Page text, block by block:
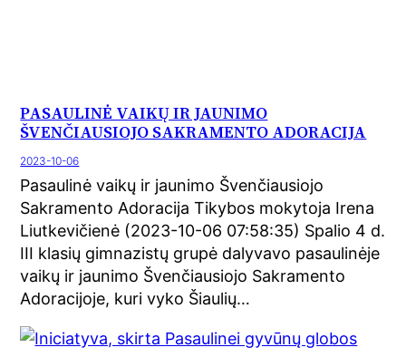
PASAULINĖ VAIKŲ IR JAUNIMO
ŠVENČIAUSIOJO SAKRAMENTO ADORACIJA
2023-10-06
Pasaulinė vaikų ir jaunimo Švenčiausiojo
Sakramento Adoracija Tikybos mokytoja Irena
Liutkevičienė (2023-10-06 07:58:35) Spalio 4 d.
III klasių gimnazistų grupė dalyvavo pasaulinėje
vaikų ir jaunimo Švenčiausiojo Sakramento
Adoracijoje, kuri vyko Šiaulių…